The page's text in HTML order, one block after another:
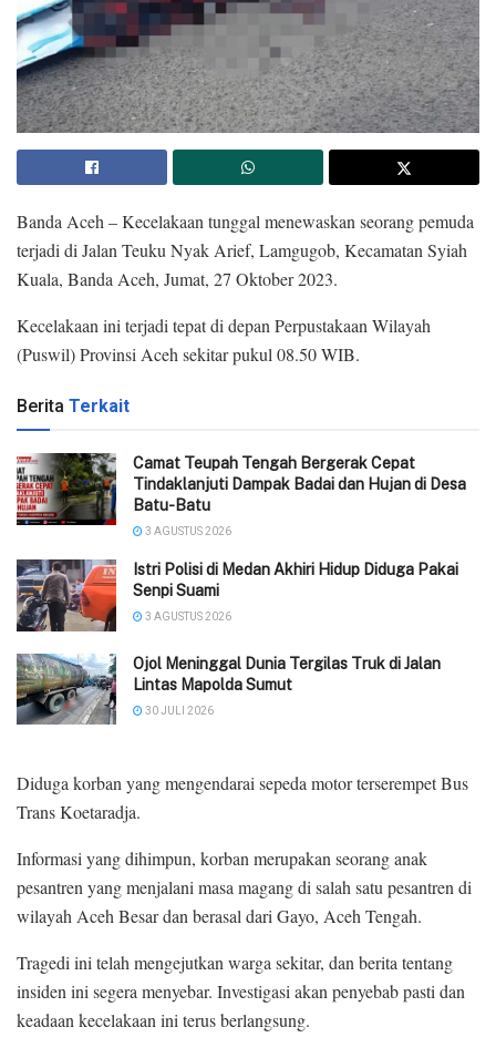
Banda Aceh – Kecelakaan tunggal menewaskan seorang pemuda
terjadi di Jalan Teuku Nyak Arief, Lamgugob, Kecamatan Syiah
Kuala, Banda Aceh, Jumat, 27 Oktober 2023.
Kecelakaan ini terjadi tepat di depan Perpustakaan Wilayah
(Puswil) Provinsi Aceh sekitar pukul 08.50 WIB.
Berita Terkait
Camat Teupah Tengah Bergerak Cepat
Tindaklanjuti Dampak Badai dan Hujan di Desa
Batu-Batu
3 AGUSTUS 2026
‎Istri Polisi di Medan Akhiri Hidup Diduga Pakai
Senpi Suami
3 AGUSTUS 2026
Ojol Meninggal Dunia Tergilas Truk di Jalan
Lintas Mapolda Sumut
30 JULI 2026
Diduga korban yang mengendarai sepeda motor terserempet Bus
Trans Koetaradja.
Informasi yang dihimpun, korban merupakan seorang anak
pesantren yang menjalani masa magang di salah satu pesantren di
wilayah Aceh Besar dan berasal dari Gayo, Aceh Tengah.
Tragedi ini telah mengejutkan warga sekitar, dan berita tentang
insiden ini segera menyebar. Investigasi akan penyebab pasti dan
keadaan kecelakaan ini terus berlangsung.